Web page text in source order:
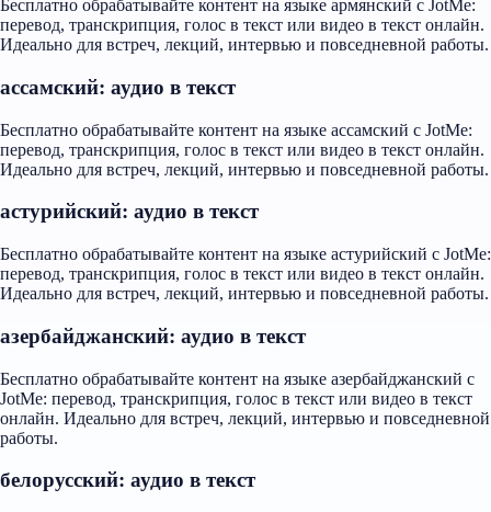
Бесплатно обрабатывайте контент на языке армянский с JotMe:
перевод, транскрипция, голос в текст или видео в текст онлайн.
Идеально для встреч, лекций, интервью и повседневной работы.
ассамский: аудио в текст
Бесплатно обрабатывайте контент на языке ассамский с JotMe:
перевод, транскрипция, голос в текст или видео в текст онлайн.
Идеально для встреч, лекций, интервью и повседневной работы.
астурийский: аудио в текст
Бесплатно обрабатывайте контент на языке астурийский с JotMe:
перевод, транскрипция, голос в текст или видео в текст онлайн.
Идеально для встреч, лекций, интервью и повседневной работы.
азербайджанский: аудио в текст
Бесплатно обрабатывайте контент на языке азербайджанский с
JotMe: перевод, транскрипция, голос в текст или видео в текст
онлайн. Идеально для встреч, лекций, интервью и повседневной
работы.
белорусский: аудио в текст